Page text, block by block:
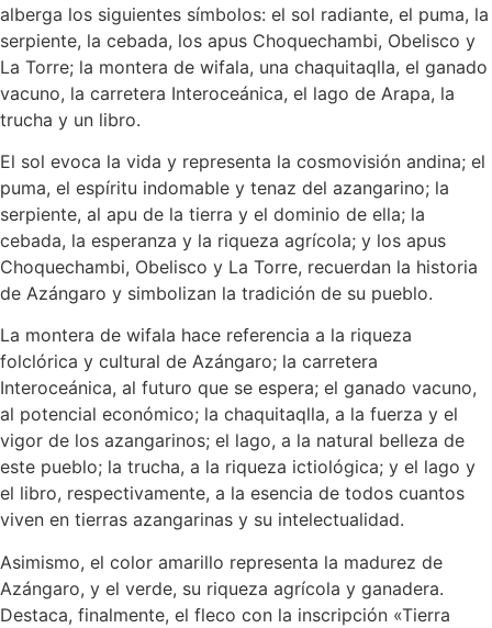
alberga los siguientes símbolos: el sol radiante, el puma, la
serpiente, la cebada, los apus Choquechambi, Obelisco y
La Torre; la montera de wifala, una chaquitaqlla, el ganado
vacuno, la carretera Interoceánica, el lago de Arapa, la
trucha y un libro.
El sol evoca la vida y representa la cosmovisión andina; el
puma, el espíritu indomable y tenaz del azangarino; la
serpiente, al apu de la tierra y el dominio de ella; la
cebada, la esperanza y la riqueza agrícola; y los apus
Choquechambi, Obelisco y La Torre, recuerdan la historia
de Azángaro y simbolizan la tradición de su pueblo.
La montera de wifala hace referencia a la riqueza
folclórica y cultural de Azángaro; la carretera
Interoceánica, al futuro que se espera; el ganado vacuno,
al potencial económico; la chaquitaqlla, a la fuerza y el
vigor de los azangarinos; el lago, a la natural belleza de
este pueblo; la trucha, a la riqueza ictiológica; y el lago y
el libro, respectivamente, a la esencia de todos cuantos
viven en tierras azangarinas y su intelectualidad.
Asimismo, el color amarillo representa la madurez de
Azángaro, y el verde, su riqueza agrícola y ganadera.
Destaca, finalmente, el fleco con la inscripción «Tierra